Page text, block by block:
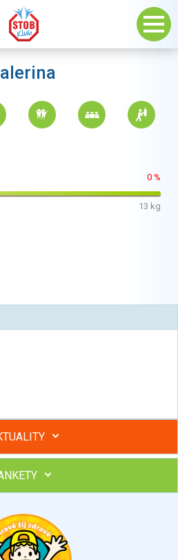
0 %
13 kg
a skupiny v kurzech STOBu
Najděte si odborníka STOBu ve